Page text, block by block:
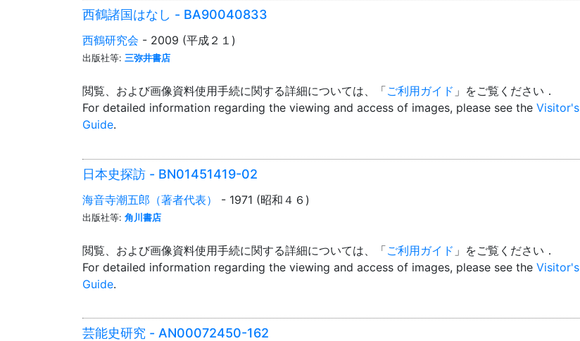
西鶴諸国はなし - BA90040833
西鶴研究会 - 2009 (平成２１)
出版社等: 三弥井書店
閲覧、および画像資料使用手続に関する詳細については、「ご利用ガイド 」をご覧ください．
For detailed information regarding the viewing and access of images, please see the Visitor's
Guide.
日本史探訪 - BN01451419-02
海音寺潮五郎（著者代表） - 1971 (昭和４６)
出版社等: 角川書店
閲覧、および画像資料使用手続に関する詳細については、「ご利用ガイド 」をご覧ください．
For detailed information regarding the viewing and access of images, please see the Visitor's
Guide.
芸能史研究 - AN00072450-162